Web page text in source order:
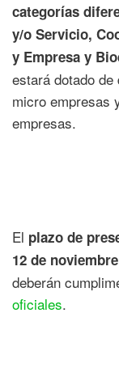
categorías
y/o Servicio,
y Empresa y
estará dotado
micro empresas
empresas.
El plazo de
12 de
deberán
oficiales.